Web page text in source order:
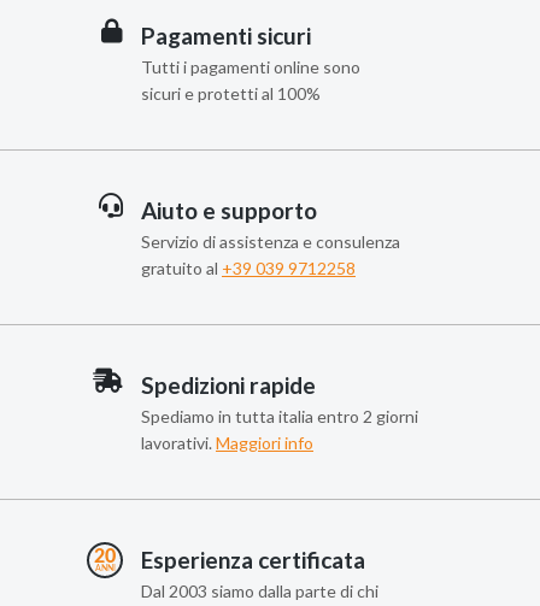
Pagamenti sicuri
Tutti i pagamenti online sono
sicuri e protetti al 100%
Aiuto e supporto
Servizio di assistenza e consulenza
gratuito al +39 039 9712258
Spedizioni rapide
Spediamo in tutta italia entro 2 giorni
lavorativi. Maggiori info
Esperienza certificata
Dal 2003 siamo dalla parte di chi